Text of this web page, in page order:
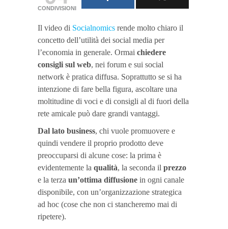
CONDIVISIONI
Il video di Socialnomics rende molto chiaro il
concetto dell’utilità dei social media per
l’economia in generale. Ormai chiedere
consigli sul web, nei forum e sui social
network è pratica diffusa. Soprattutto se si ha
intenzione di fare bella figura, ascoltare una
moltitudine di voci e di consigli al di fuori della
rete amicale può dare grandi vantaggi.
Dal lato business, chi vuole promuovere e
quindi vendere il proprio prodotto deve
preoccuparsi di alcune cose: la prima è
evidentemente la qualità, la seconda il prezzo
e la terza un’ottima diffusione in ogni canale
disponibile, con un’organizzazione strategica
ad hoc (cose che non ci stancheremo mai di
ripetere).